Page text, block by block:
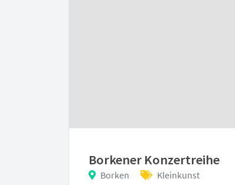
Borkener Konzertreihe
Borken Kleinkunst